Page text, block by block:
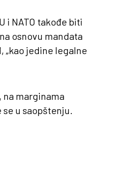
i NATO takođe biti
osnovu mandata
„kao jedine legalne
na marginama
u saopštenju.